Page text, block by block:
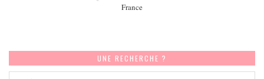
France
UNE RECHERCHE ?